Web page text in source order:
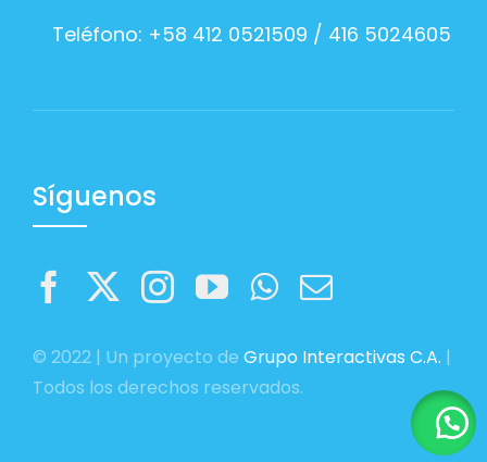
Teléfono: +58 412 0521509 / 416 5024605
Síguenos
© 2022 | Un proyecto de Grupo Interactivas C.A. |
Todos los derechos reservados.